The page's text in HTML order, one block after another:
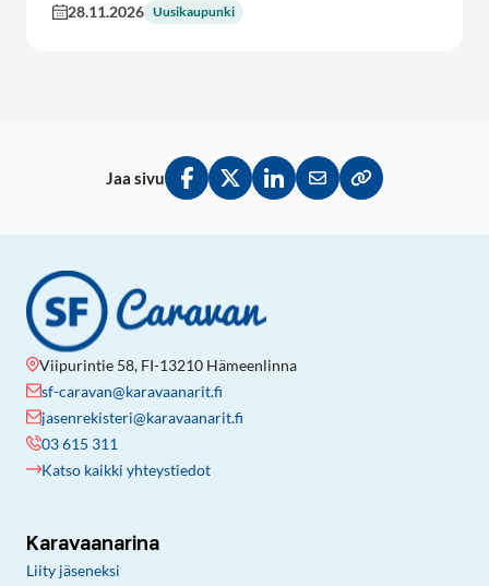
28.11.2026 Uusikaupunki
Jaa sivu
Jaa Facebookissa
Jaa Twitterissä
Jaa LinkedInissä
Jaa sähköpostitse
Kopioi linkki
Viipurintie 58, FI-13210 Hämeenlinna
sf-caravan@karavaanarit.fi
jasenrekisteri@karavaanarit.fi
03 615 311
Katso kaikki yhteystiedot
Karavaanarina
Liity jäseneksi